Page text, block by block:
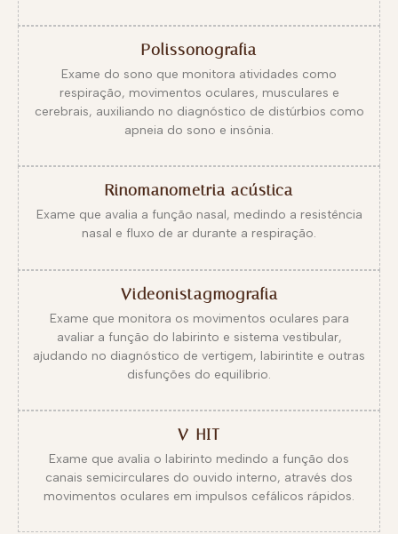
Polissonografia
Exame do sono que monitora atividades como
respiração, movimentos oculares, musculares e
cerebrais, auxiliando no diagnóstico de distúrbios como
apneia do sono e insônia.
Rinomanometria acústica
Exame que avalia a função nasal, medindo a resistência
nasal e fluxo de ar durante a respiração.
Videonistagmografia
Exame que monitora os movimentos oculares para
avaliar a função do labirinto e sistema vestibular,
ajudando no diagnóstico de vertigem, labirintite e outras
disfunções do equilíbrio.
V-HIT
Exame que avalia o labirinto medindo a função dos
canais semicirculares do ouvido interno, através dos
movimentos oculares em impulsos cefálicos rápidos.